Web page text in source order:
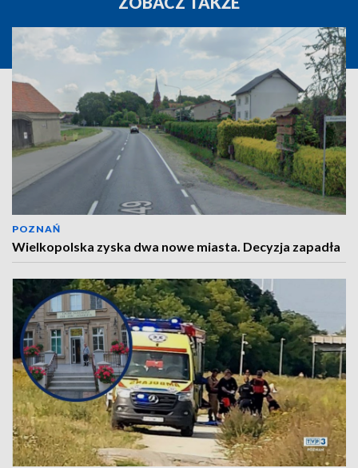
POZNAŃ
Wielkopolska zyska dwa nowe miasta. Decyzja zapadła